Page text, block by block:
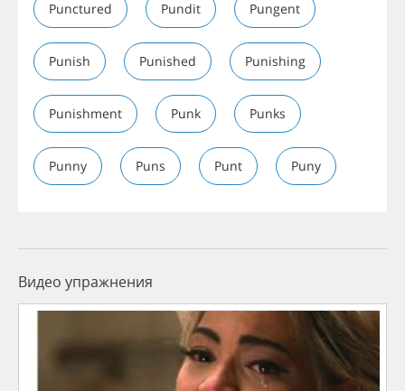
Punctured Pundit Pungent
Punish Punished Punishing
Punishment Punk Punks
Punny Puns Punt Puny
Видео упражнения